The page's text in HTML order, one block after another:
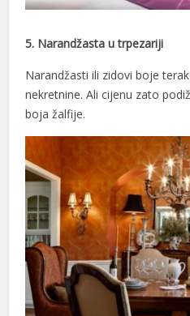
5. Narandžasta u trpezariji
Narandžasti ili zidovi boje
nekretnine. Ali cijenu zato
boja žalfije.